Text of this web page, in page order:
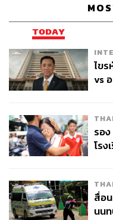
TODAY
ไข
vs
รอ
โร
สื่อ
นน